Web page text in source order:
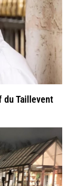
du Taillevent